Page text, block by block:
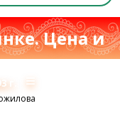
Цена и
г. ≡